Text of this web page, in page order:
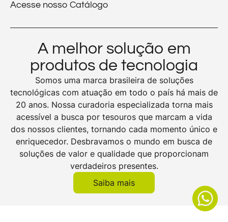
Acesse nosso Catálogo
A melhor solução em
produtos de tecnologia
Somos uma marca brasileira de soluções
tecnológicas com atuação em todo o país há mais de
20 anos. Nossa curadoria especializada torna mais
acessível a busca por tesouros que marcam a vida
dos nossos clientes, tornando cada momento único e
enriquecedor. Desbravamos o mundo em busca de
soluções de valor e qualidade que proporcionam
verdadeiros presentes.
Saiba mais